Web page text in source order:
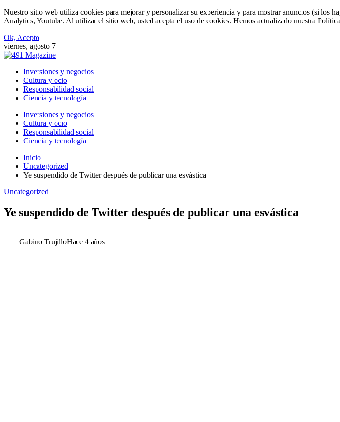
Nuestro sitio web utiliza cookies para mejorar y personalizar su experiencia y para mostrar anuncios (si los
Analytics, Youtube. Al utilizar el sitio web, usted acepta el uso de cookies. Hemos actualizado nuestra
Ok, Acepto
viernes, agosto 7
Inversiones y negocios
Cultura y ocio
Responsabilidad social
Ciencia y tecnología
Inversiones y negocios
Cultura y ocio
Responsabilidad social
Ciencia y tecnología
Inicio
Uncategorized
Ye suspendido de Twitter después de publicar una esvástica
Uncategorized
Ye suspendido de Twitter después de publicar una esvástica
Gabino TrujilloHace 4 años